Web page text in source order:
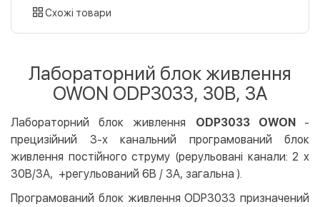
картою
LiqPay
Apple Pay
Google Pay
Безготівковий розрахунок
Оплата на карту юр.особи
Безкоштовно
Схожі товари
Лабораторний блок живлення
OWON ODP3033, 30B, 3A
Лабораторний блок живлення ODP3033 OWON -
прецизійний 3-х канальний програмований блок
живлення постійного струму (рерульовані канали: 2 x
30В/3А, +регульований 6В / 3А, загальна ).
Програмований блок живлення ODP3033 призначений